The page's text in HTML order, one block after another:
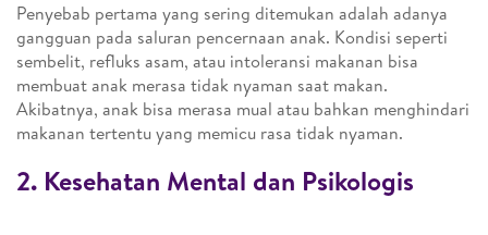
Penyebab pertama yang sering ditemukan adalah adanya
gangguan pada saluran pencernaan anak. Kondisi seperti
sembelit, refluks asam, atau intoleransi makanan bisa
membuat anak merasa tidak nyaman saat makan.
Akibatnya, anak bisa merasa mual atau bahkan menghindari
makanan tertentu yang memicu rasa tidak nyaman.
2. Kesehatan Mental dan Psikologis